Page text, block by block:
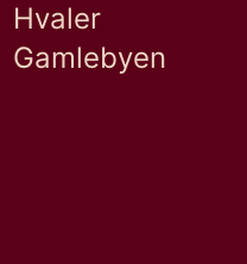
Hvaler
Gamlebyen